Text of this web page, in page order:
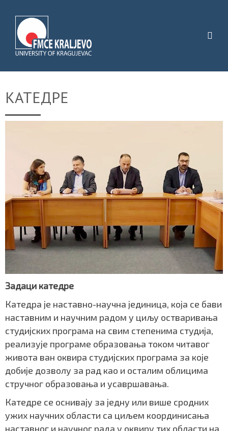
КАТЕДРЕ
Задаци катедре
Катедра је наставно-научна јединица, која се бави
наставним и научним радом у циљу остваривања
студијских програма на свим степенима студија,
реализује програме образовања током читавог
живота ван оквира студијских програма за које
добије дозволу за рад као и осталим облицима
стручног образовања и усавршавања.
Катедре се оснивају за једну или више сродних
ужих научних области са циљем координисања
наставног и научног рада у оквиру тих области на